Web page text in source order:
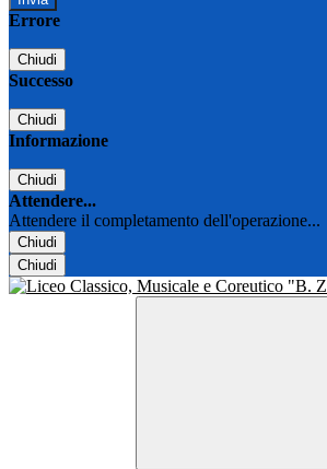
Errore
Chiudi
Successo
Chiudi
Informazione
Chiudi
Attendere...
Attendere il completamento dell'operazione...
Chiudi
Chiudi